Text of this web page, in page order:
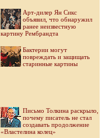
Арт-дилер Ян Сикс
объявил, что обнаружил
ранее неизвестную
картину Рембрандта
Бактерии могут
повреждать и защищать
старинные картины
Письмо Толкина раскрыло,
почему писатель не стал
создавать продолжение
«Властелина колец»